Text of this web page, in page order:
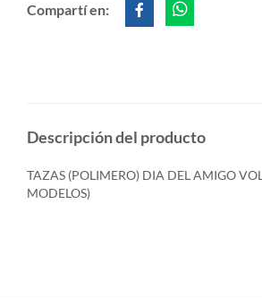
Compartí en:
Descripción del producto
TAZAS (POLIMERO) DIA DEL AMIGO
MODELOS)